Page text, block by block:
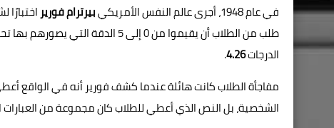
في عام 1948، أجرى عالم النفس الأمريكي
بيرترام فورير
الدرجات4.26
.
مفاجأة الطلاب كانت هائلة عندما كشف فورير أنه في الواقع
الشخصية، بل النص الذي أعطي للطلاب كان مجموعة من